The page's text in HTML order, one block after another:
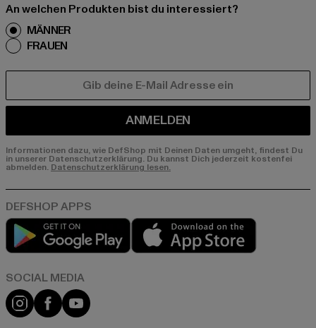
An welchen Produkten bist du interessiert?
MÄNNER
FRAUEN
ANMELDEN
Informationen dazu, wie DefShop mit Deinen Daten umgeht, findest Du
in unserer Datenschutzerklärung. Du kannst Dich jederzeit kostenfei
abmelden. Datenschutzerklärung lesen.
Play market
Instagram
FacebookYouTube